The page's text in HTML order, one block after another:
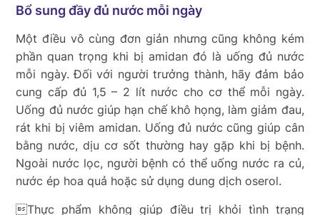
Bổ sung đầy đủ nước mỗi ngày
Một điều vô cùng đơn giản nhưng cũng không kém
phần quan trọng khi bị amidan đó là uống đủ nước
mỗi ngày. Đối với người trưởng thành, hãy đảm bảo
cung cấp đủ 1,5 – 2 lít nước cho cơ thể mỗi ngày.
Uống đủ nước giúp hạn chế khô họng, làm giảm đau,
rát khi bị viêm amidan. Uống đủ nước cũng giúp cân
bằng nước, dịu cơ sốt thường hay gặp khi bị bệnh.
Ngoài nước lọc, người bệnh có thể uống nước ra củ,
nước ép hoa quả hoặc sử dụng dung dịch oserol.
Thực phẩm không giúp điều trị khỏi tình trạng